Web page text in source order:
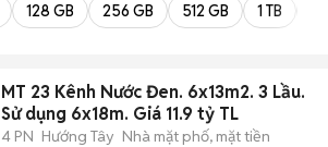
128 GB 256 GB 512 GB 1 TB
MT 23 Kênh Nước Đen. 6x13m2. 3 Lầu.
Sử dụng 6x18m. Giá 11.9 tỷ TL
4 PN Hướng Tây Nhà mặt phố, mặt tiền